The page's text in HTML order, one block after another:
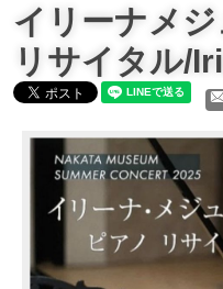
イリーナメ
リサイタル/